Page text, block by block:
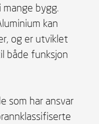
bygg.
kan
og er utviklet
både funksjon
som har ansvar